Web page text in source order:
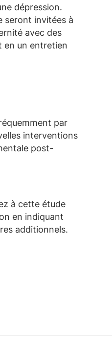
dépression.
seront invitées à
avec des
en un entretien
par
interventions
post-
à cette étude
en indiquant
additionnels.